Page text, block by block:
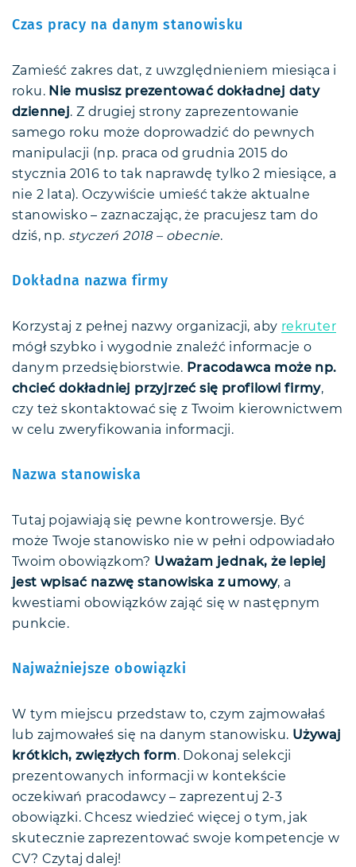
Czas pracy na danym stanowisku
Zamieść zakres dat, z uwzględnieniem miesiąca i
roku. Nie musisz prezentować dokładnej daty
dziennej. Z drugiej strony zaprezentowanie
samego roku może doprowadzić do pewnych
manipulacji (np. praca od grudnia 2015 do
stycznia 2016 to tak naprawdę tylko 2 miesiące, a
nie 2 lata). Oczywiście umieść także aktualne
stanowisko – zaznaczając, że pracujesz tam do
dziś, np. styczeń 2018 – obecnie.
Dokładna nazwa firmy
Korzystaj z pełnej nazwy organizacji, aby rekruter
mógł szybko i wygodnie znaleźć informacje o
danym przedsiębiorstwie. Pracodawca może np.
chcieć dokładniej przyjrzeć się profilowi firmy,
czy też skontaktować się z Twoim kierownictwem
w celu zweryfikowania informacji.
Nazwa stanowiska
Tutaj pojawiają się pewne kontrowersje. Być
może Twoje stanowisko nie w pełni odpowiadało
Twoim obowiązkom? Uważam jednak, że lepiej
jest wpisać nazwę stanowiska z umowy, a
kwestiami obowiązków zająć się w następnym
punkcie.
Najważniejsze obowiązki
W tym miejscu przedstaw to, czym zajmowałaś
lub zajmowałeś się na danym stanowisku. Używaj
krótkich, zwięzłych form. Dokonaj selekcji
prezentowanych informacji w kontekście
oczekiwań pracodawcy – zaprezentuj 2-3
obowiązki. Chcesz wiedzieć więcej o tym, jak
skutecznie zaprezentować swoje kompetencje w
CV? Czytaj dalej!